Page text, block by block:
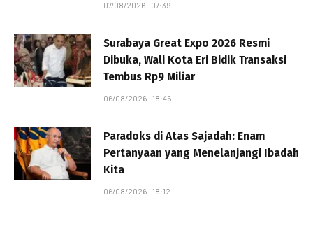
07/08/2026 - 07:39
Surabaya Great Expo 2026 Resmi
Dibuka, Wali Kota Eri Bidik Transaksi
Tembus Rp9 Miliar
06/08/2026 - 18:45
Paradoks di Atas Sajadah: Enam
Pertanyaan yang Menelanjangi Ibadah
Kita
06/08/2026 - 18:12